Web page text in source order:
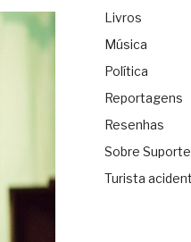
Livros
Música
Política
Reportagens
Resenhas
Sobre
Turista